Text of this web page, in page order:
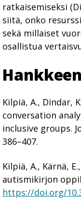
ratkaisemiseksi
siitä, onko
sekä millaiset
osallistua
Kilpiä, A., Dindar,
conversation
inclusive groups.
386–407.
Kilpiä, A., Kärnä,
autismikirjon
https://doi.org/